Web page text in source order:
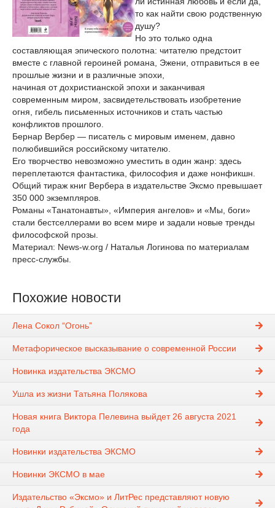
то как найти свою родственную
душу?
Но это только одна
составляющая эпического полотна: читателю предстоит
вместе с главной героиней романа, Эжени, отправиться в ее
прошлые жизни и в различные эпохи,
начиная от дохристианской эпохи и заканчивая
современным миром, засвидетельствовать изобретение
огня, гибель письменных источников и стать частью
конфликтов прошлого.
Бернар Вербер — писатель с мировым именем, давно
полюбившийся российскому читателю.
Его творчество невозможно уместить в один жанр: здесь
переплетаются фантастика, философия и даже нонфикшн.
Общий тираж книг Вербера в издательстве Эксмо превышает
350 000 экземпляров.
Романы «Танатонавты», «Империя ангелов» и «Мы, боги»
стали бестселлерами во всем мире и задали новые тренды
философской прозы.
Материал: News-w.org / Наталья Логинова по материалам
пресс-службы.
Похожие новости
Лена Сокол “Огонь”
Метафорическое высказывание о современной России
Новинка издательства ЭКСМО
Ушла из жизни Татьяна Полякова
Новая книга Виктора Пелевина выйдет 26 августа 2021
года
Новинки издательства ЭКСМО
Новинки ЭКСМО в мае
Издательство «Эксмо» и ЛитРес представляют новую